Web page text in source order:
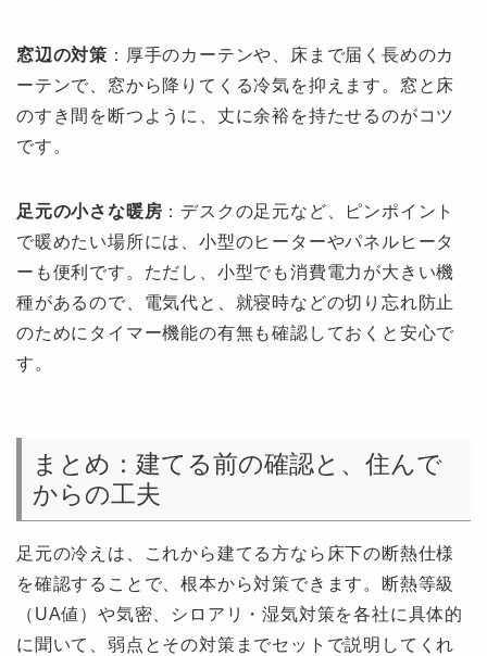
窓辺の対策 ：厚手のカーテンや、床まで届く長めのカ
ーテンで、窓から降りてくる冷気を抑えます。窓と床
のすき間を断つように、丈に余裕を持たせるのがコツ
です。
足元の小さな暖房 ：デスクの足元など、ピンポイント
で暖めたい場所には、小型のヒーターやパネルヒータ
ーも便利です。ただし、小型でも消費電力が大きい機
種があるので、電気代と、就寝時などの切り忘れ防止
のためにタイマー機能の有無も確認しておくと安心で
す。
まとめ：建てる前の確認と、住んで
からの工夫
足元の冷えは、これから建てる方なら床下の断熱仕様
を確認することで、根本から対策できます。断熱等級
（UA値）や気密、シロアリ・湿気対策を各社に具体的
に聞いて、弱点とその対策までセットで説明してくれ